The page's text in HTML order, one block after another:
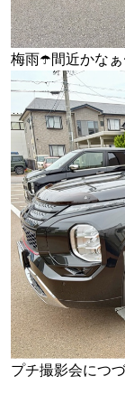
梅雨☂️間近かな
プチ撮影会につ